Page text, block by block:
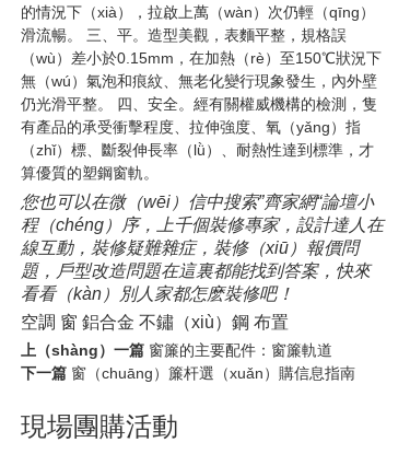
的情況下（xià），拉啟上萬（wàn）次仍輕（qīng）
滑流暢。 三、平。造型美觀，表麵平整，規格誤
（wù）差小於0.15mm，在加熱（rè）至150℃狀況下
無（wú）氣泡和痕紋、無老化變行現象發生，內外壁
仍光滑平整。 四、安全。經有關權威機構的檢測，隻
有產品的承受衝擊程度、拉伸強度、氧（yǎng）指
（zhǐ）標、斷裂伸長率（lǜ）、耐熱性達到標準，才
算優質的塑鋼窗軌。
您也可以在微（wēi）信中搜索”齊家網“論壇小
程（chéng）序，上千個裝修專家，設計達人在
線互動，裝修疑難雜症，裝修（xiū）報價問
題，戶型改造問題在這裏都能找到答案，快來
看看（kàn）別人家都怎麽裝修吧！
空調 窗 鋁合金 不鏽（xiù）鋼 布置
上（shàng）一篇 窗簾的主要配件：窗簾軌道
下一篇 窗（chuāng）簾杆選（xuǎn）購信息指南
現場團購活動